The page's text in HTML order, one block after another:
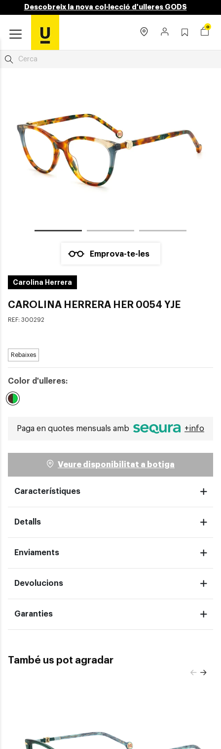
Descobreix la nova col·lecció d'ulleres GODS
0
Emprova-te-les
Carolina Herrera
CAROLINA HERRERA HER 0054 YJE
REF: 300292
Rebaixes
Color d'ulleres:
Paga en quotes mensuals amb +info
Veure disponibilitat a botiga
Característiques
Detalls
Enviaments
Devolucions
Garanties
També us pot agradar